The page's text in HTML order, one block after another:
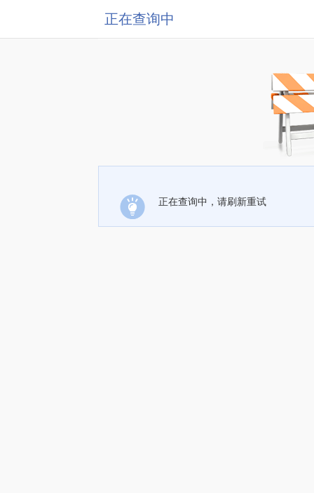
正在查询中
正在查询中，请刷新重试